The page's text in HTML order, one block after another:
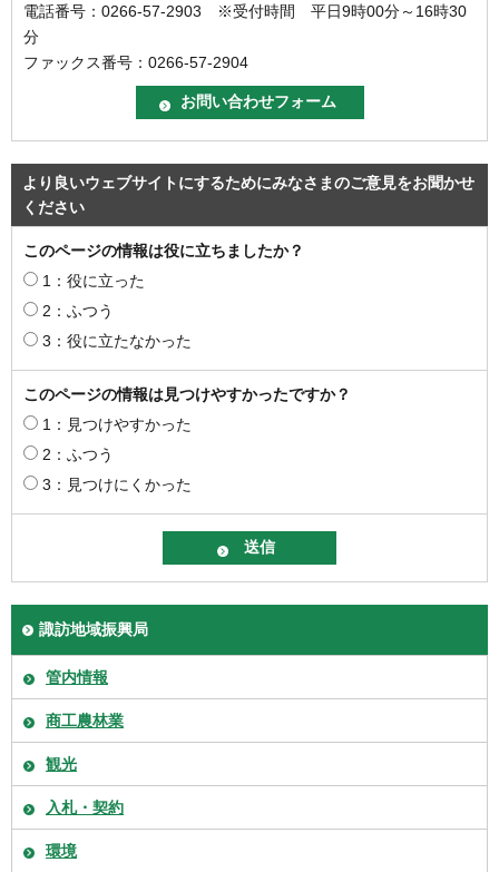
電話番号：0266-57-2903 ※受付時間 平日9時00分～16時30
分
ファックス番号：0266-57-2904
より良いウェブサイトにするためにみなさまのご意見をお聞かせ
ください
このページの情報は役に立ちましたか？
1：役に立った
2：ふつう
3：役に立たなかった
このページの情報は見つけやすかったですか？
1：見つけやすかった
2：ふつう
3：見つけにくかった
諏訪地域振興局
管内情報
商工農林業
観光
入札・契約
環境